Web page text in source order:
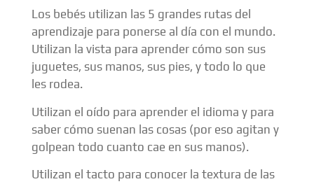
Los bebés utilizan las 5 grandes rutas del
aprendizaje para ponerse al día con el mundo.
Utilizan la vista para aprender cómo son sus
juguetes, sus manos, sus pies, y todo lo que
les rodea.
Utilizan el oído para aprender el idioma y para
saber cómo suenan las cosas (por eso agitan y
golpean todo cuanto cae en sus manos).
Utilizan el tacto para conocer la textura de las